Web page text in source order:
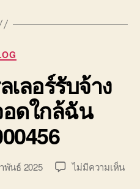
Categories
เลอร์รับจ้าง
ดใกล้ฉัน
พันธ์ 2025 ไม่มีความเห็นบน